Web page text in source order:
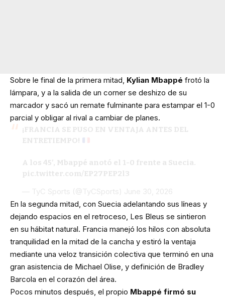
Sobre le final de la primera mitad, Kylian Mbappé frotó la
lámpara, y a la salida de un corner se deshizo de su
marcador y sacó un remate fulminante para estampar el 1-0
parcial y obligar al rival a cambiar de planes.
¡FRANCIA SE PUSO EN VENTAJA ANTES DEL
ENTRETIEMPO!
A los 45’, Mbappé anotó el 1-0 frente a Suecia.
pic.twitter.com/EP27PEP2l3
— TyC Sports (@TyCSports) June 30, 2026
En la segunda mitad, con Suecia adelantando sus líneas y
dejando espacios en el retroceso, Les Bleus se sintieron
en su hábitat natural. Francia manejó los hilos con absoluta
tranquilidad en la mitad de la cancha y estiró la ventaja
mediante una veloz transición colectiva que terminó en una
gran asistencia de Michael Olise, y definición de Bradley
Barcola en el corazón del área.
Pocos minutos después, el propio Mbappé firmó su